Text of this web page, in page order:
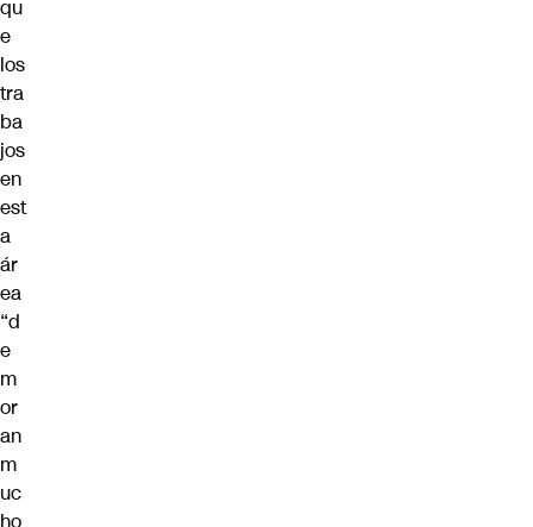
qu
e
los
tra
ba
jos
en
est
a
ár
ea
“d
e
m
or
an
m
uc
ho